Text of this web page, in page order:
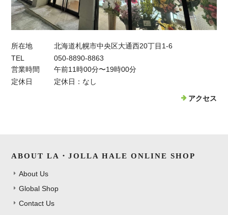
所在地
北海道札幌市中央区大通西20丁目1-6
TEL
050-8890-8863
営業時間
午前11時00分〜19時00分
定休日
定休日：なし
アクセス
ABOUT LA・JOLLA HALE ONLINE SHOP
About Us
Global Shop
Contact Us